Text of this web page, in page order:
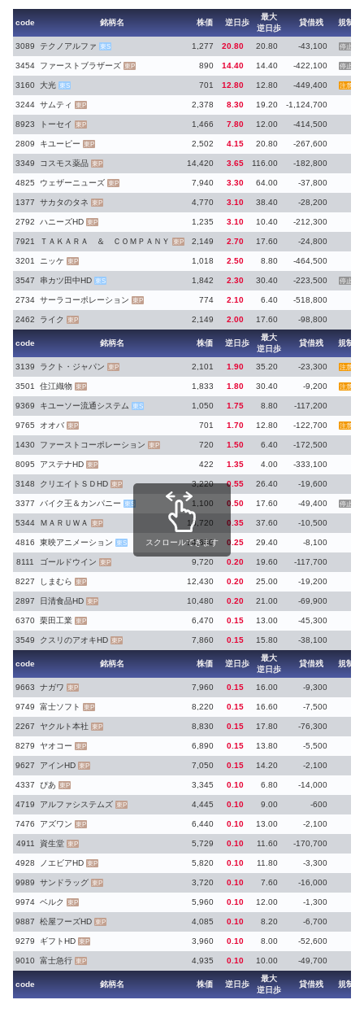
code 銘柄名 株価 逆日歩
最大
逆日歩
貸借残 規制
3089 テクノアルファ 東S 1,277 20.80 20.80 -43,100 停止
3454 ファーストブラザーズ 東P 890 14.40 14.40 -422,100 停止
3160 大光 東S 701 12.80 12.80 -449,400 注意
3244 サムティ 東P 2,378 8.30 19.20 -1,124,700
8923 トーセイ 東P 1,466 7.80 12.00 -414,500
2809 キユーピー 東P 2,502 4.15 20.80 -267,600
3349 コスモス薬品 東P 14,420 3.65 116.00 -182,800
4825 ウェザーニューズ 東P 7,940 3.30 64.00 -37,800
1377 サカタのタネ 東P 4,770 3.10 38.40 -28,200
2792 ハニーズHD 東P 1,235 3.10 10.40 -212,300
7921 ＴＡＫＡＲＡ ＆ ＣＯＭＰＡＮＹ 東P 2,149 2.70 17.60 -24,800
3201 ニッケ 東P 1,018 2.50 8.80 -464,500
3547 串カツ田中HD 東S 1,842 2.30 30.40 -223,500 停止
2734 サーラコーポレーション 東P 774 2.10 6.40 -518,800
2462 ライク 東P 2,149 2.00 17.60 -98,800
code 銘柄名 株価 逆日歩
最大
逆日歩
貸借残 規制
3139 ラクト・ジャパン 東P 2,101 1.90 35.20 -23,300 注意
3501 住江織物 東P 1,833 1.80 30.40 -9,200 注意
9369 キユーソー流通システム 東S 1,050 1.75 8.80 -117,200
9765 オオバ 東P 701 1.70 12.80 -122,700 注意
1430 ファーストコーポレーション 東P 720 1.50 6.40 -172,500
8095 アステナHD 東P 422 1.35 4.00 -333,100
3148 クリエイトＳＤHD 東P 3,220 0.55 26.40 -19,600
3377 バイク王＆カンパニー 東S 1,100 0.50 17.60 -49,400 停止
5344 ＭＡＲＵＷＡ 東P 18,720 0.35 37.60 -10,500
4816 東映アニメーション 東S 14,680 0.25 29.40 -8,100
8111 ゴールドウイン 東P 9,720 0.20 19.60 -117,700
8227 しまむら 東P 12,430 0.20 25.00 -19,200
2897 日清食品HD 東P 10,480 0.20 21.00 -69,900
6370 栗田工業 東P 6,470 0.15 13.00 -45,300
3549 クスリのアオキHD 東P 7,860 0.15 15.80 -38,100
code 銘柄名 株価 逆日歩
最大
逆日歩
貸借残 規制
9663 ナガワ 東P 7,960 0.15 16.00 -9,300
9749 富士ソフト 東P 8,220 0.15 16.60 -7,500
2267 ヤクルト本社 東P 8,830 0.15 17.80 -76,300
8279 ヤオコー 東P 6,890 0.15 13.80 -5,500
9627 アインHD 東P 7,050 0.15 14.20 -2,100
4337 ぴあ 東P 3,345 0.10 6.80 -14,000
4719 アルファシステムズ 東P 4,445 0.10 9.00 -600
7476 アズワン 東P 6,440 0.10 13.00 -2,100
4911 資生堂 東P 5,729 0.10 11.60 -170,700
4928 ノエビアHD 東P 5,820 0.10 11.80 -3,300
9989 サンドラッグ 東P 3,720 0.10 7.60 -16,000
9974 ベルク 東P 5,960 0.10 12.00 -1,300
9887 松屋フーズHD 東P 4,085 0.10 8.20 -6,700
9279 ギフトHD 東P 3,960 0.10 8.00 -52,600
9010 富士急行 東P 4,935 0.10 10.00 -49,700
code 銘柄名 株価 逆日歩
最大
逆日歩
貸借残 規制
スクロールできます